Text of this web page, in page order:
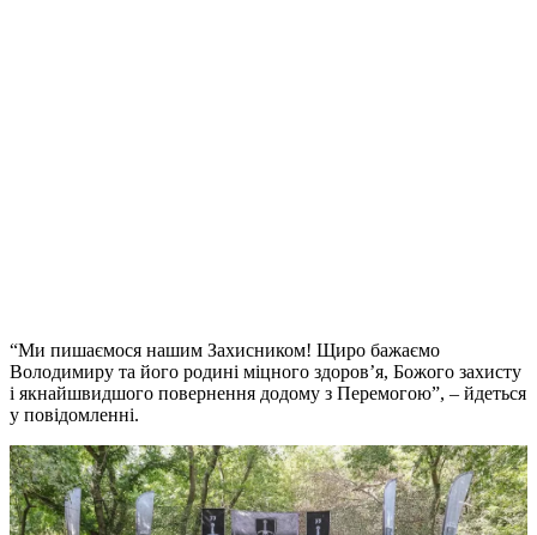
“Ми пишаємося нашим Захисником! Щиро бажаємо
Володимиру та його родині міцного здоров’я, Божого захисту
і якнайшвидшого повернення додому з Перемогою”, – йдеться
у повідомленні.